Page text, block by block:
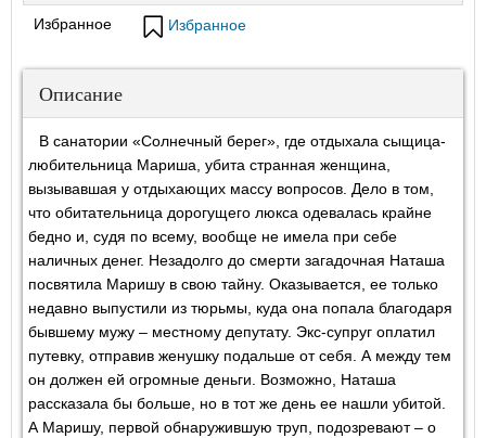
Избранное Избранное
Описание
В санатории «Солнечный берег», где отдыхала сыщица-
любительница Мариша, убита странная женщина,
вызывавшая у отдыхающих массу вопросов. Дело в том,
что обитательница дорогущего люкса одевалась крайне
бедно и, судя по всему, вообще не имела при себе
наличных денег. Незадолго до смерти загадочная Наташа
посвятила Маришу в свою тайну. Оказывается, ее только
недавно выпустили из тюрьмы, куда она попала благодаря
бывшему мужу – местному депутату. Экс-супруг оплатил
путевку, отправив женушку подальше от себя. А между тем
он должен ей огромные деньги. Возможно, Наташа
рассказала бы больше, но в тот же день ее нашли убитой.
А Маришу, первой обнаружившую труп, подозревают – о